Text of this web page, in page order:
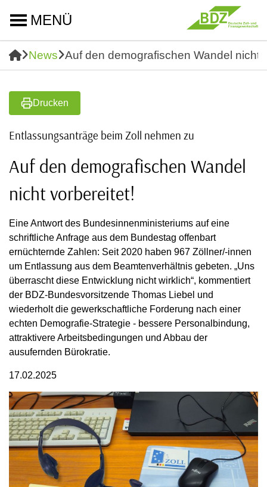
MENÜ
News Auf den demografischen Wandel nicht
Drucken
Entlassungsanträge beim Zoll nehmen zu
Auf den demografischen Wandel
nicht vorbereitet!
Eine Antwort des Bundesinnenministeriums auf eine
schriftliche Anfrage aus dem Bundestag offenbart
ernüchternde Zahlen: Seit 2020 haben 967 Zöllner/-innen
um Entlassung aus dem Beamtenverhältnis gebeten. „Uns
überrascht diese Entwicklung nicht wirklich“, kommentiert
der BDZ-Bundesvorsitzende Thomas Liebel und
wiederholt die gewerkschaftliche Forderung nach einer
echten Demografie-Strategie - bessere Personalbindung,
attraktivere Arbeitsbedingungen und Abbau der
ausufernden Bürokratie.
17.02.2025